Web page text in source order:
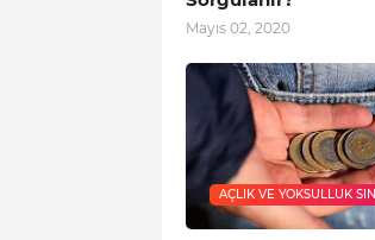
Mayıs 02, 2020
AÇLIK VE YOKSULLUK